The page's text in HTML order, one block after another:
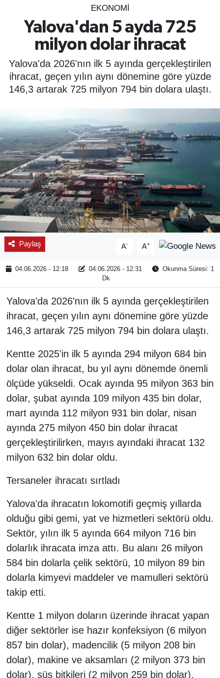
EKONOMİ
Yalova'dan 5 ayda 725
milyon dolar ihracat
Yalova'da 2026'nın ilk 5 ayında gerçekleştirilen
ihracat, geçen yılın aynı dönemine göre yüzde
146,3 artarak 725 milyon 794 bin dolara ulaştı.
Paylaş A- A+
04.06.2026 - 12:18 04.06.2026 - 12:31
Okunma Süresi: 1
Dk
Yalova'da 2026'nın ilk 5 ayında gerçekleştirilen
ihracat, geçen yılın aynı dönemine göre yüzde
146,3 artarak 725 milyon 794 bin dolara ulaştı.
Kentte 2025'in ilk 5 ayında 294 milyon 684 bin
dolar olan ihracat, bu yıl aynı dönemde önemli
ölçüde yükseldi. Ocak ayında 95 milyon 363 bin
dolar, şubat ayında 109 milyon 435 bin dolar,
mart ayında 112 milyon 931 bin dolar, nisan
ayında 275 milyon 450 bin dolar ihracat
gerçekleştirilirken, mayıs ayındaki ihracat 132
milyon 632 bin dolar oldu.
Tersaneler ihracatı sırtladı
Yalova'da ihracatın lokomotifi geçmiş yıllarda
olduğu gibi gemi, yat ve hizmetleri sektörü oldu.
Sektör, yılın ilk 5 ayında 664 milyon 716 bin
dolarlık ihracata imza attı. Bu alanı 26 milyon
584 bin dolarla çelik sektörü, 10 milyon 89 bin
dolarla kimyevi maddeler ve mamulleri sektörü
takip etti.
Kentte 1 milyon doların üzerinde ihracat yapan
diğer sektörler ise hazır konfeksiyon (6 milyon
857 bin dolar), madencilik (5 milyon 208 bin
dolar), makine ve aksamları (2 milyon 373 bin
dolar), süs bitkileri (2 milyon 259 bin dolar),
ÇEVRE
YAŞAM
BİLİM - TEKNOLOJİ
KADIN
KÜLTÜR SANAT
MAGAZİN